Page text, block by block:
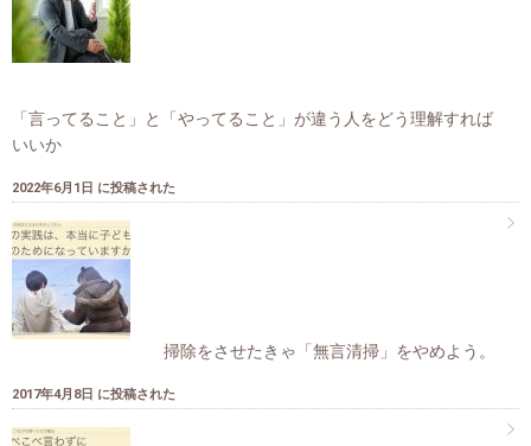
「言ってること」と「やってること」が違う人をどう理解すれば
いいか
2022年6月1日 に投稿された
掃除をさせたきゃ「無言清掃」をやめよう。
2017年4月8日 に投稿された